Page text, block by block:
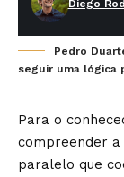
Diego
Pedro
seguir uma lógica
Para o
compreender a
paralelo que